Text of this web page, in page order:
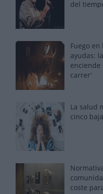
del
Fuego
ayudas:
enciende
carrer'
La salud
cinco
coste